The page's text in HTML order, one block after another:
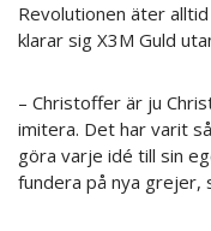
Revolutionen äter
klarar sig X3M Guld
– Christoffer är ju
imitera. Det har varit
göra varje idé till sin
fundera på nya grejer,